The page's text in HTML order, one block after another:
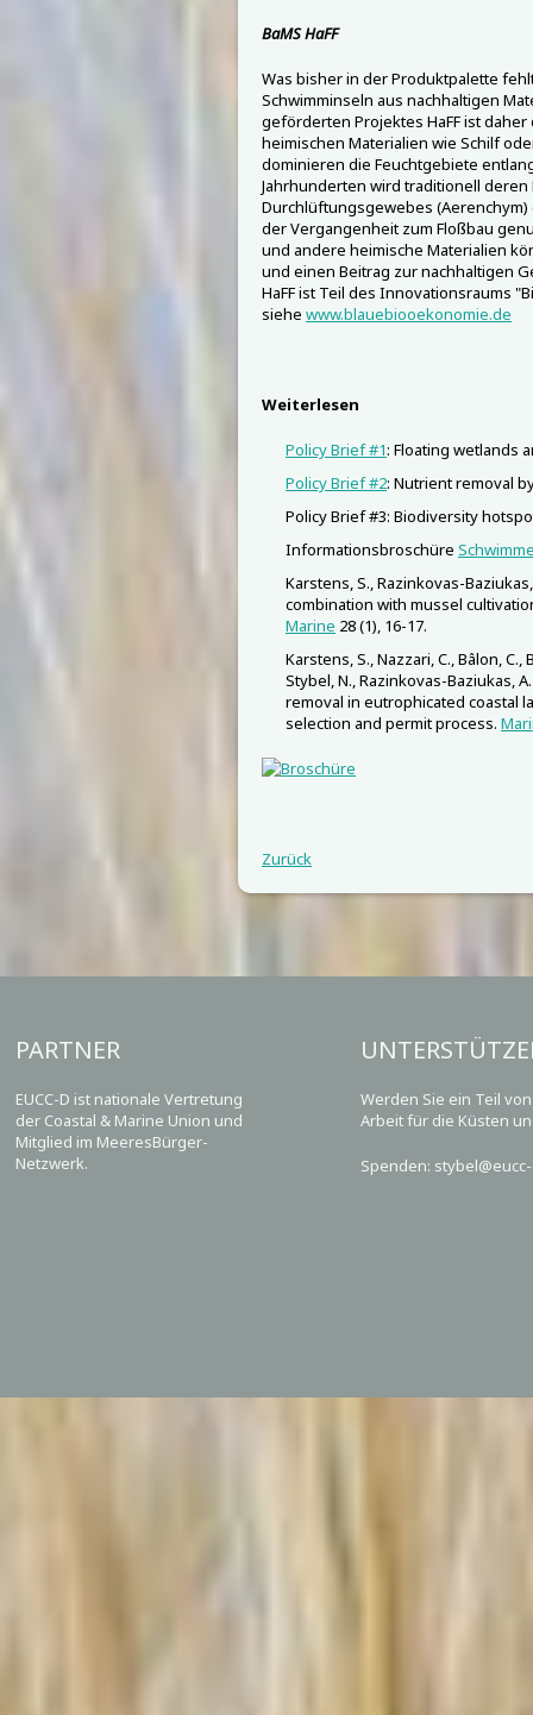
BaMS HaFF
Was bisher in der Produktpalette
Schwimminseln aus nachhaltigen
geförderten Projektes HaFF ist
heimischen Materialien wie Schilf
dominieren die Feuchtgebiete
Jahrhunderten wird traditionell
Durchlüftungsgewebes
der Vergangenheit zum Floßbau
und andere heimische Materialien
und einen Beitrag zur nachhaltigen
HaFF ist Teil des Innovationsraums
siehe www.blauebiooekonomie.de
Weiterlesen
Policy Brief #1: Floating wetlands
Policy Brief #2: Nutrient removal
Policy Brief #3: Biodiversity
Informationsbroschüre
Karstens, S., Razinkovas-
combination with mussel
Marine 28 (1), 16-17.
Karstens, S., Nazzari, C., Bâlon, C.,
Stybel, N., Razinkovas-Baziukas,
removal in eutrophicated coastal
selection and permit process.
Zurück
PARTNER
EUCC-D ist nationale Vertretung
der Coastal & Marine Union und
Mitglied im MeeresBürger-
Netzwerk.
Werden Sie ein Teil
Arbeit für die Küsten
Spenden: